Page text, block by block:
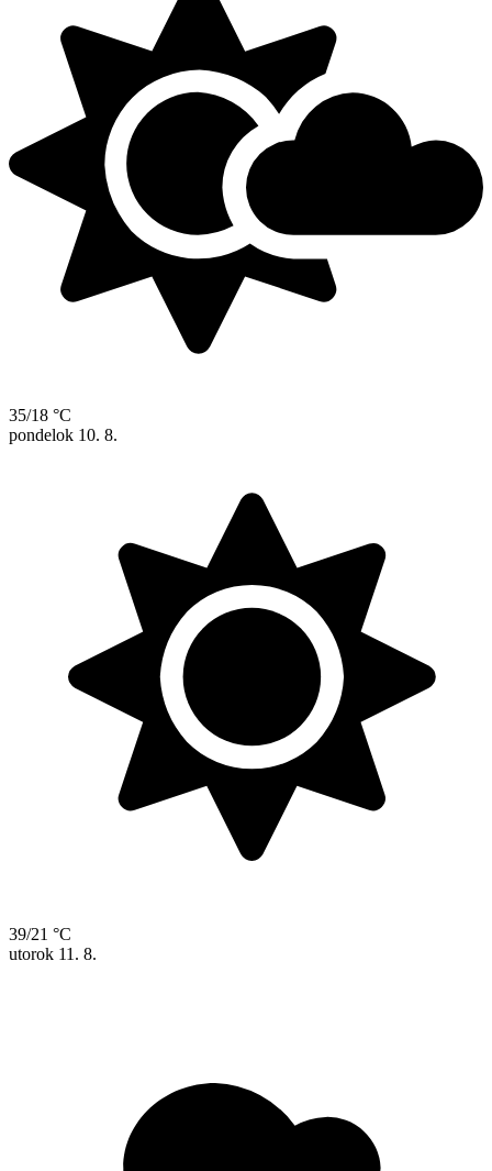
35/18 °C
pondelok 10. 8.
39/21 °C
utorok 11. 8.